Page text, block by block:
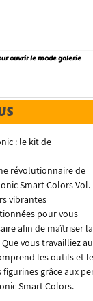
ouvrir le mode galerie
: le kit de
révolutionnaire de
Smart Colors Vol.
vibrantes
pour vous
afin de maîtriser la
vous travailliez
les outils et
grâce aux
Smart Colors.